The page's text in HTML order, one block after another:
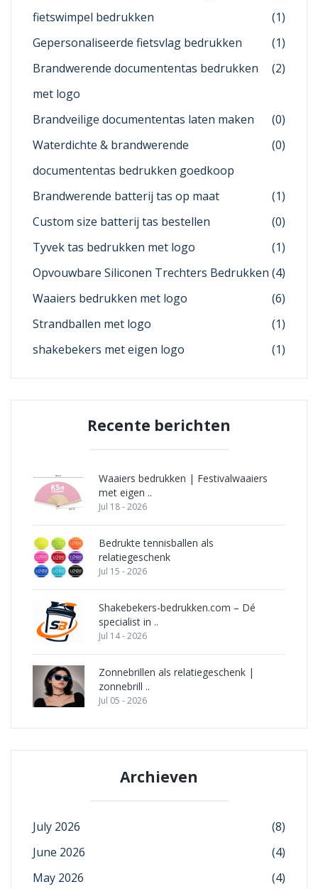
fietswimpel bedrukken
(1)
Gepersonaliseerde fietsvlag bedrukken
(1)
Brandwerende documententas bedrukken
met logo
(2)
Brandveilige documententas laten maken
(0)
Waterdichte & brandwerende
documententas bedrukken goedkoop
(0)
Brandwerende batterij tas op maat
(1)
Custom size batterij tas bestellen
(0)
Tyvek tas bedrukken met logo
(1)
Opvouwbare Siliconen Trechters Bedrukken (4)
Waaiers bedrukken met logo
(6)
Strandballen met logo
(1)
shakebekers met eigen logo
(1)
Recente berichten
Waaiers bedrukken | Festivalwaaiers
met eigen ..
Jul 18 - 2026
Bedrukte tennisballen als
relatiegeschenk
Jul 15 - 2026
Shakebekers-bedrukken.com – Dé
specialist in ..
Jul 14 - 2026
Zonnebrillen als relatiegeschenk |
zonnebrill ..
Jul 05 - 2026
Archieven
July 2026
(8)
June 2026
(4)
May 2026
(4)